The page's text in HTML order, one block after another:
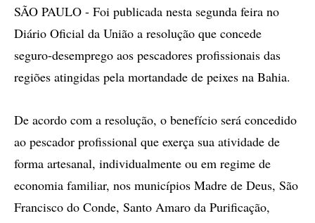
SÃO PAULO - Foi publicada nesta segunda feira no
Diário Oficial da União a resolução que concede
seguro-desemprego aos pescadores profissionais das
regiões atingidas pela mortandade de peixes na Bahia.
De acordo com a resolução, o benefício será concedido
ao pescador profissional que exerça sua atividade de
forma artesanal, individualmente ou em regime de
economia familiar, nos municípios Madre de Deus, São
Francisco do Conde, Santo Amaro da Purificação,